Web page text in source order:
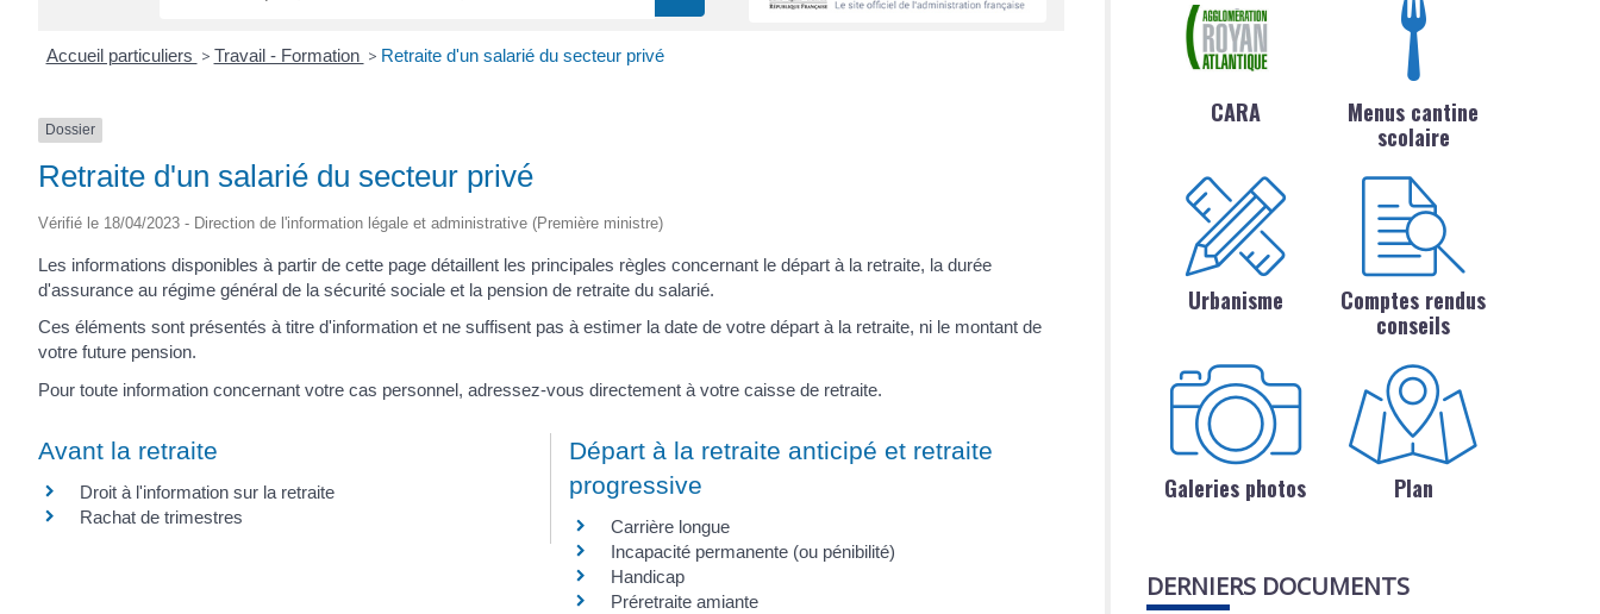
Accueil particuliers > Travail - Formation > Retraite d'un salarié du secteur privé
Dossier
Retraite d'un salarié du secteur privé
Vérifié le 18/04/2023 - Direction de l'information légale et administrative (Première ministre)
Les informations disponibles à partir de cette page détaillent les principales règles concernant le départ à la retraite, la durée
d'assurance au régime général de la sécurité sociale et la pension de retraite du salarié.
Ces éléments sont présentés à titre d'information et ne suffisent pas à estimer la date de votre départ à la retraite, ni le montant de
votre future pension.
Pour toute information concernant votre cas personnel, adressez-vous directement à votre caisse de retraite.
Avant la retraite
Droit à l'information sur la retraite
Rachat de trimestres
Départ à la retraite anticipé et retraite
progressive
Carrière longue
Incapacité permanente (ou pénibilité)
Handicap
Préretraite amiante
CARA
Menus cantine
scolaire
Urbanisme
Comptes rendus
conseils
Galeries photos Plan
DERNIERS DOCUMENTS